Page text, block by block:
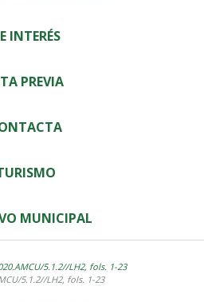
INTERÉS
PREVIA
MUNICIPAL
5.1.2//LH2, fols. 1-23
5.1.2//LH2, fols. 1-23